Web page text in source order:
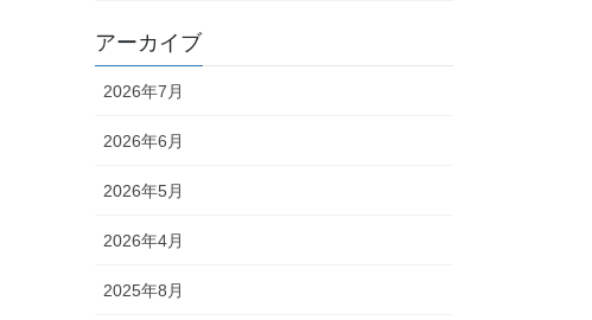
アーカイブ
2026年7月
2026年6月
2026年5月
2026年4月
2025年8月